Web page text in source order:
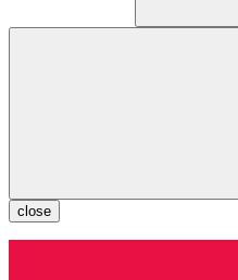
close